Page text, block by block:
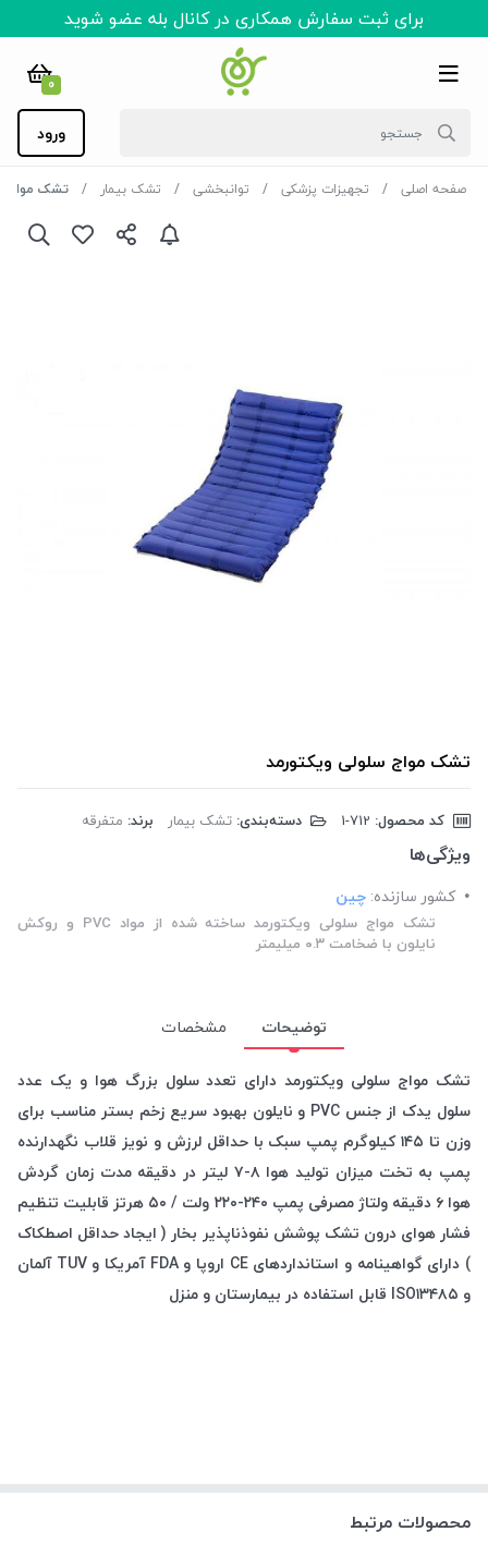
برای ثبت سفارش همکاری در کانال بله عضو شوید
0
ورود
صفحه اصلی تجهیزات پزشکی توانبخشی تشک بیمار تشک مواج
تشک مواج سلولی ویکتورمد
کد محصول: دسته‌بندی: تشک بیمار برند: متفرقه
ویژگی‌ها
کشور سازنده: چین
تشک مواج سلولی ویکتورمد ساخته شده از مواد PVC و روکش
نایلون با ضخامت ۰.۳ میلیمتر
توضیحات
مشخصات
تشک مواج سلولی ویکتورمد دارای تعدد سلول بزرگ هوا و یک عدد
سلول یدک از جنس PVC و نایلون بهبود سریع زخم بستر مناسب برای
وزن تا ۱۴۵ کیلوگرم پمپ سبک با حداقل لرزش و نویز قلاب نگهدارنده
پمپ به تخت میزان تولید هوا ۸-۷ لیتر در دقیقه مدت زمان گردش
هوا ۶ دقیقه ولتاژ مصرفی پمپ ۲۴۰-۲۲۰ ولت / ۵۰ هرتز قابلیت تنظیم
فشار هوای درون تشک پوشش نفوذناپذیر بخار ( ایجاد حداقل اصطکاک
) دارای گواهینامه و استانداردهای CE اروپا و FDA آمریکا و TUV آلمان
و ISO۱۳۴۸۵ قابل استفاده در بیمارستان و منزل
محصولات مرتبط